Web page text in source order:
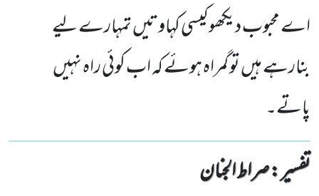
اے محبوب دیکھو کیسی کہاوتیں تمہارے لیے
بنارہے ہیں تو گمراہ ہوئے کہ اب کوئی راہ نہیں
پاتے۔
تفسیر : ‎صراط الجنان